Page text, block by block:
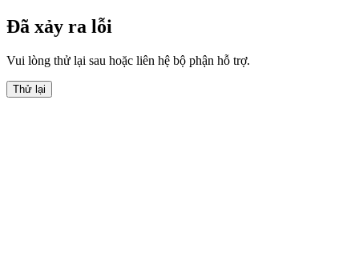
Đã xảy ra lỗi
Vui lòng thử lại sau hoặc liên hệ bộ phận hỗ trợ.
Thử lại